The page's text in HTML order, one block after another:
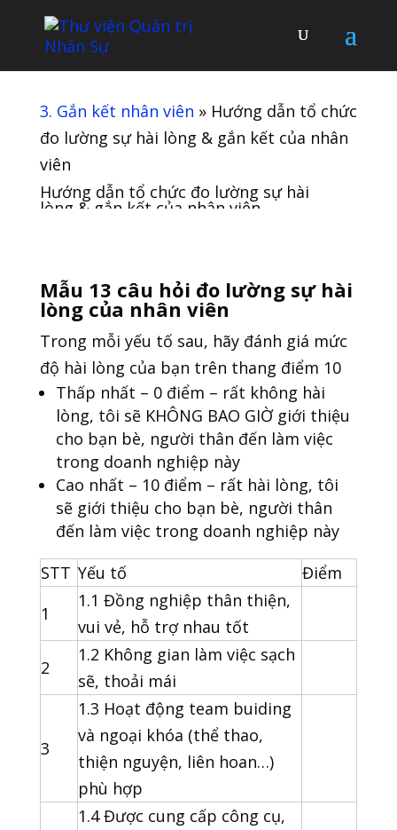
3. Gắn kết nhân viên » Hướng dẫn tổ chức
đo lường sự hài lòng & gắn kết của nhân
viên
Hướng dẫn tổ chức đo lường sự hài
lòng & gắn kết của nhân viên
Mẫu 13 câu hỏi đo lường sự hài
lòng của nhân viên
Trong mỗi yếu tố sau, hãy đánh giá mức
độ hài lòng của bạn trên thang điểm 10
Thấp nhất – 0 điểm – rất không hài
lòng, tôi sẽ KHÔNG BAO GIỜ giới thiệu
cho bạn bè, người thân đến làm việc
trong doanh nghiệp này
Cao nhất – 10 điểm – rất hài lòng, tôi
sẽ giới thiệu cho bạn bè, người thân
đến làm việc trong doanh nghiệp này
STT Yếu tố
Điểm
1
1.1 Đồng nghiệp thân thiện,
vui vẻ, hỗ trợ nhau tốt
2
1.2 Không gian làm việc sạch
sẽ, thoải mái
3
1.3 Hoạt động team buiding
và ngoại khóa (thể thao,
thiện nguyện, liên hoan…)
phù hợp
1.4 Được cung cấp công cụ,